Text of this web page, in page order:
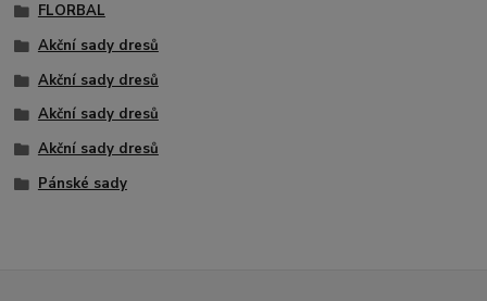
FLORBAL
Akční sady dresů
Akční sady dresů
Akční sady dresů
Akční sady dresů
Pánské sady